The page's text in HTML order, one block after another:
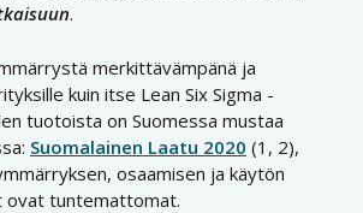
.
merkittävämpänä ja
kuin itse Lean Six Sigma -
tuotoista on Suomessa mustaa
Suomalainen Laatu 2020 (1, 2),
osaamisen ja käytön
tuntemattomat.